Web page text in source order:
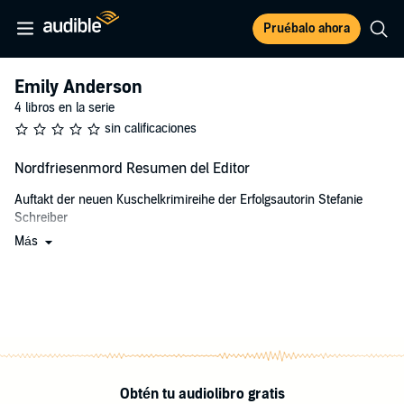
Pruébalo ahora
Emily Anderson
4 libros en la serie
sin calificaciones
Nordfriesenmord Resumen del Editor
Auftakt der neuen Kuschelkrimireihe der Erfolgsautorin Stefanie
Schreiber
Emilia und Piet sind Emily Anderson
blutüberströmte Leiche der erfolgreichen Architektin Tessje
die sich hilfesuchend an Emilia wendet.
Más
Obtén tu audiolibro gratis